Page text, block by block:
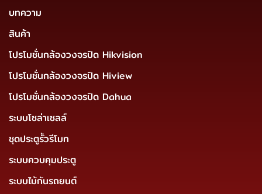
บทความ
สินค้า
โปรโมชั่นกล้องวงจรปิด Hikvision
โปรโมชั่นกล้องวงจรปิด Hiview
โปรโมชั่นกล้องวงจรปิด Dahua
ระบบโซล่าเซลล์
ชุดประตูรั้วรีโมท
ระบบควบคุมประตู
ระบบไม้กันรถยนต์